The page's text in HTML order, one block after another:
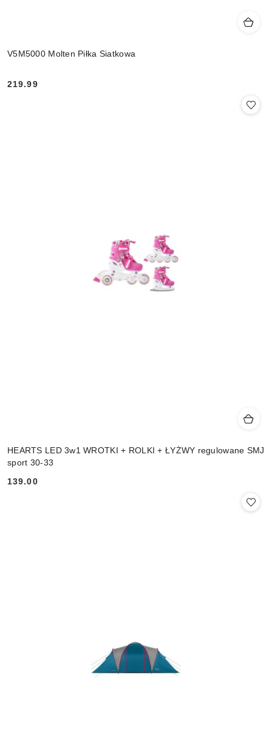
V5M5000 Molten Piłka Siatkowa
Cena:
219.99
HEARTS LED 3w1 WROTKI + ROLKI + ŁYŻWY regulowane SMJ
sport 30-33
Cena:
139.00